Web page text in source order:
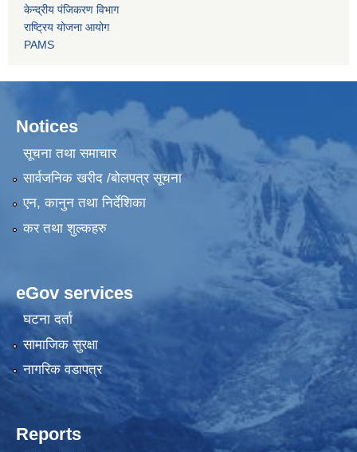
केन्द्रीय पंजिकरण विभाग
राष्ट्रिय योजना आयोग
PAMS
Notices
सूचना तथा समाचार
सार्वजनिक खरीद /बोलपत्र सूचना
एन, कानुन तथा निर्देशिका
कर तथा शुल्कहरु
eGov services
घटना दर्ता
सामाजिक सुरक्षा
नागरिक वडापत्र
Reports